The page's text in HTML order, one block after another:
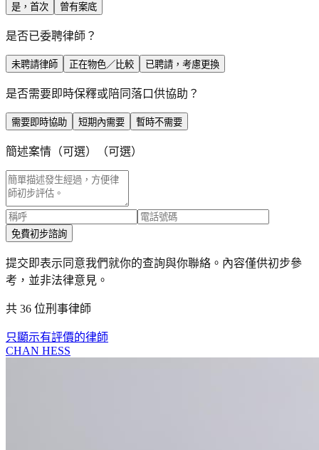
是，首次 曾有案底
是否已委聘律師？
未聘請律師 正在物色／比較 已聘請，考慮更換
是否需要即時保釋或陪同落口供協助？
需要即時協助 短期內需要 暫時不需要
簡述案情（可選） （可選）
免費初步諮詢
提交即表示同意我們就你的查詢與你聯絡。內容僅供初步參
考，並非法律意見。
共 36 位刑事律師
只顯示有評價的律師
CHAN HESS